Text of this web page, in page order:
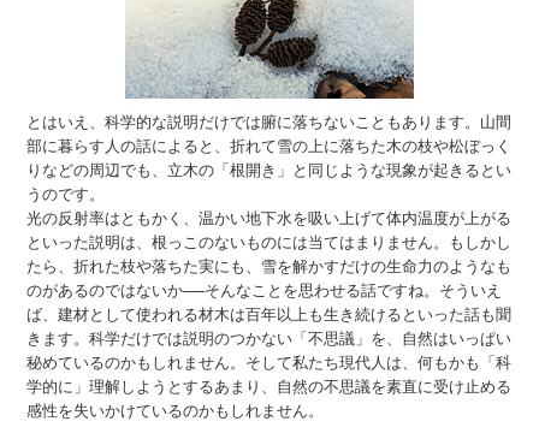
とはいえ、科学的な説明だけでは腑に落ちないこともあります。山間
部に暮らす人の話によると、折れて雪の上に落ちた木の枝や松ぼっく
りなどの周辺でも、立木の「根開き」と同じような現象が起きるとい
うのです。
光の反射率はともかく、温かい地下水を吸い上げて体内温度が上がる
といった説明は、根っこのないものには当てはまりません。もしかし
たら、折れた枝や落ちた実にも、雪を解かすだけの生命力のようなも
のがあるのではないか──そんなことを思わせる話ですね。そういえ
ば、建材として使われる材木は百年以上も生き続けるといった話も聞
きます。科学だけでは説明のつかない「不思議」を、自然はいっぱい
秘めているのかもしれません。そして私たち現代人は、何もかも「科
学的に」理解しようとするあまり、自然の不思議を素直に受け止める
感性を失いかけているのかもしれません。